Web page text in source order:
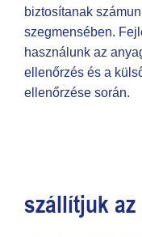
biztosítanak
szegmensében.
használunk az
ellenőrzés és a
ellenőrzése során.
szállítjuk